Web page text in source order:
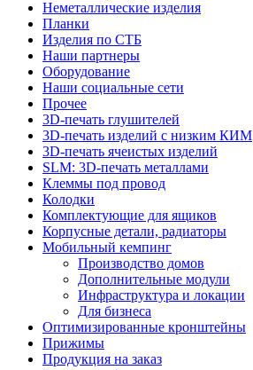
Неметаллические изделия
Планки
Изделия по СТБ
Наши партнеры
Оборудование
Наши социальные сети
Прочее
3D-печать глушителей
3D-печать изделий с низким КИМ
3D-печать ячеистых изделий
SLM: 3D-печать металлами
Клеммы под провод
Колодки
Комплектующие для ящиков
Корпусные детали, радиаторы
Мобильный кемпинг
Производство домов
Дополнительные модули
Инфраструктура и локации
Для бизнеса
Оптимизированные кронштейны
Прижимы
Продукция на заказ